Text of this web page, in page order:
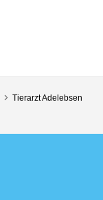
Tierarzt Adelebsen